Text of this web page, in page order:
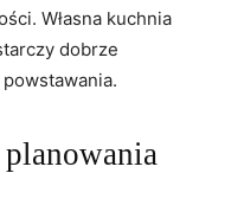
Własna kuchnia
dobrze